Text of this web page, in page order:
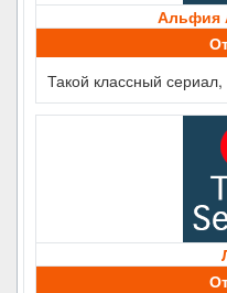
Альфия
Такой классный